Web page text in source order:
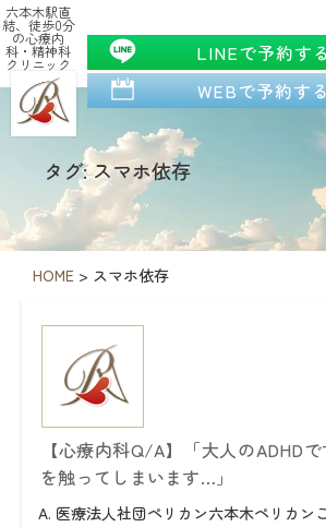
六本木駅直
結、徒歩0分
の心療内
科・精神科
クリニック
LINEで予約する
WEBで予約す
タグ: スマホ依存
HOME > スマホ依存
【心療内科Q/A】「大人のADHD
を触ってしまいます…」
A. 医療法人社団ペリカン六本木ペリカン